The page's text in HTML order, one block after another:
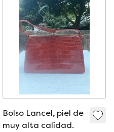
Bolso Lancel, piel de
muy alta calidad.